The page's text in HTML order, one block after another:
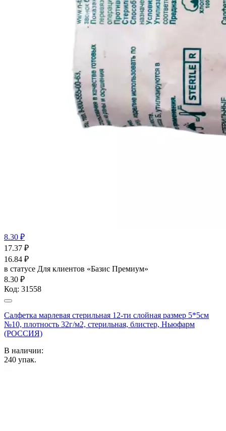
8.30 ₽
17.37 ₽
16.84 ₽
в статусе Для клиентов «Базис Премиум»
8.30 ₽
Код: 31558
Салфетка марлевая стерильная 12-ти слойная размер 5*5см
№10, плотность 32г/м2, стерильная, блистер, Ньюфарм
(РОССИЯ)
В наличии:
240 упак.